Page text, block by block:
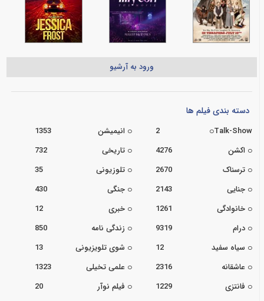
ورود به آرشیو
دسته بندی فیلم ها
Talk-Show
2 انیمیشن
1353
اکشن
4276 تاریخی
732
ترسناک
2670 تلوزیونی
35
جنایی
2143 جنگی
430
خانوادگی
1261 خبری
12
درام
9319 زندگی نامه
850
سیاه سفید
12 شوی تلویزیونی
13
عاشقانه
2316 علمی تخیلی
1323
فانتزی
1229 فیلم نوآر
20